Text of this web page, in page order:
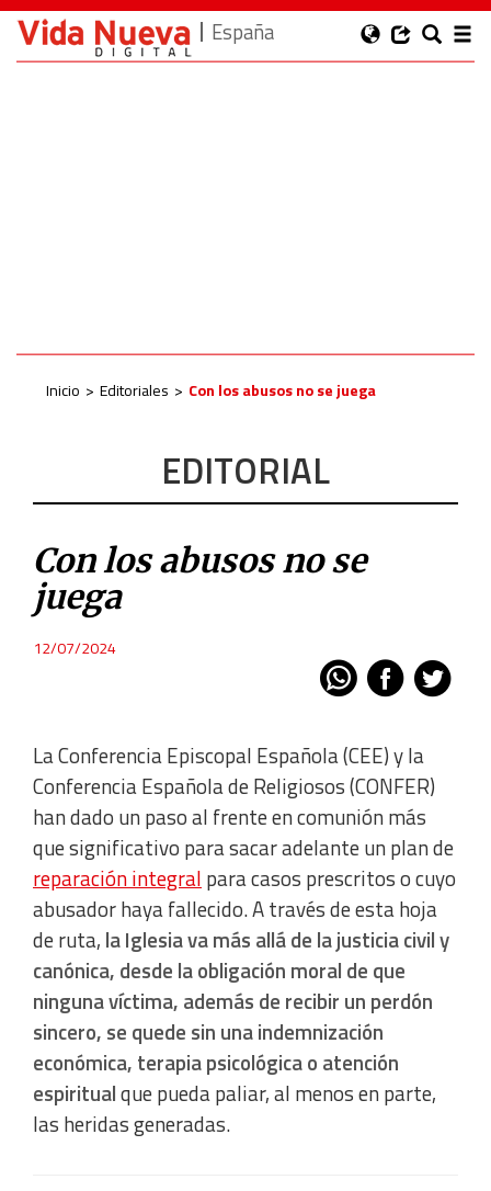
España
Inicio Editoriales Con los abusos no se juega
EDITORIAL
Con los abusos no se
juega
12/07/2024
La Conferencia Episcopal Española (CEE) y la
Conferencia Española de Religiosos (CONFER)
han dado un paso al frente en comunión más
que significativo para sacar adelante un plan de
reparación integral para casos prescritos o cuyo
abusador haya fallecido. A través de esta hoja
de ruta, la Iglesia va más allá de la justicia civil y
canónica, desde la obligación moral de que
ninguna víctima, además de recibir un perdón
sincero, se quede sin una indemnización
económica, terapia psicológica o atención
espiritualque pueda paliar, al menos en parte,
las heridas generadas.